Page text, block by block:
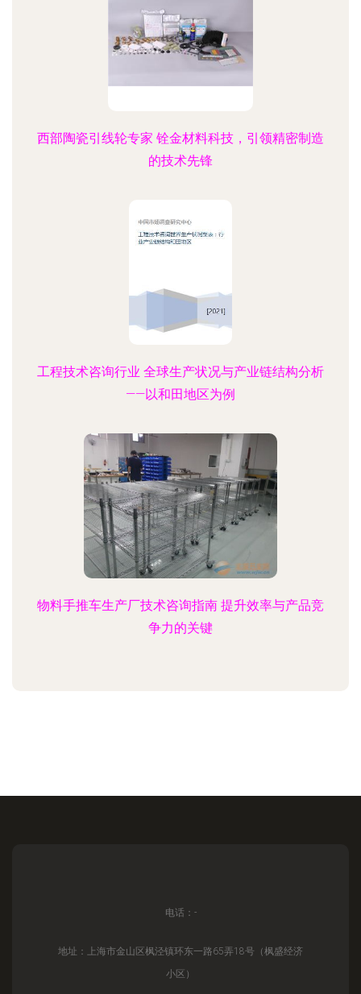
西部陶瓷引线轮专家 铨金材料科技，引领精密制造
的技术先锋
工程技术咨询行业 全球生产状况与产业链结构分析
——以和田地区为例
物料手推车生产厂技术咨询指南 提升效率与产品竞
争力的关键
电话：-
地址：上海市金山区枫泾镇环东一路65弄18号（枫盛经济
小区）